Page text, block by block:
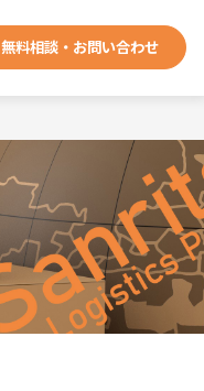
無料相談・お問い合わせ